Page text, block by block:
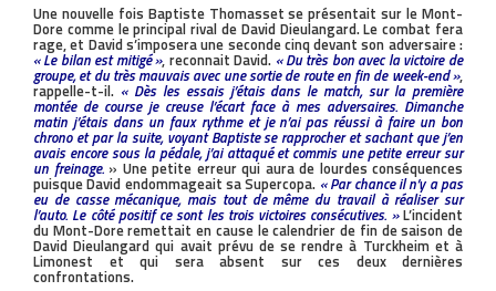
Une nouvelle fois Baptiste Thomasset se présentait sur le Mont-
Dore comme le principal rival de David Dieulangard. Le combat fera
rage, et David s’imposera une seconde cinq devant son adversaire :
« Le bilan est mitigé », reconnait David. « Du très bon avec la victoire de
groupe, et du très mauvais avec une sortie de route en fin de week-end »,
rappelle-t-il. « Dès les essais j’étais dans le match, sur la première
montée de course je creuse l’écart face à mes adversaires. Dimanche
matin j’étais dans un faux rythme et je n’ai pas réussi à faire un bon
chrono et par la suite, voyant Baptiste se rapprocher et sachant que j’en
avais encore sous la pédale, j’ai attaqué et commis une petite erreur sur
un freinage. » Une petite erreur qui aura de lourdes conséquences
puisque David endommageait sa Supercopa. « Par chance il n’y a pas
eu de casse mécanique, mais tout de même du travail à réaliser sur
l’auto. Le côté positif ce sont les trois victoires consécutives. »L’incident
du Mont-Dore remettait en cause le calendrier de fin de saison de
David Dieulangard qui avait prévu de se rendre à Turckheim et à
Limonest et qui sera absent sur ces deux dernières
confrontations.